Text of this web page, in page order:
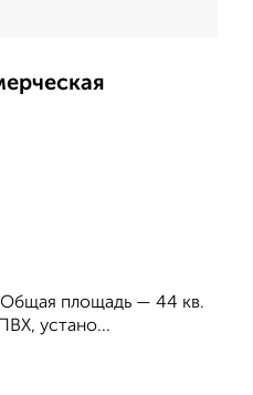
Общая площадь — 44 кв.
устано...